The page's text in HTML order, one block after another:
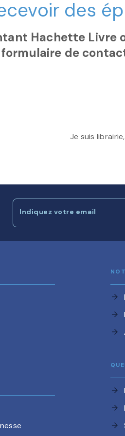
des
Hachette Livre
de
Je suis
Indiquez votre email
arrow_forward
arrow_forward
arrow_forward
arrow_forward
arrow_forward
arrow_forward